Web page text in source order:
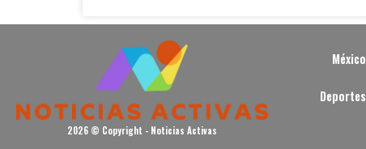
2026 © Copyright - Noticias Activas
México
Deportes